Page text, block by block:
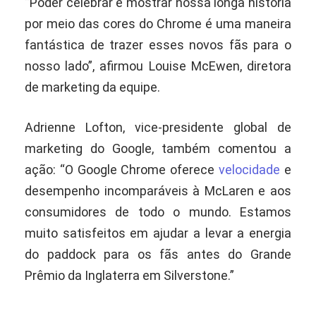
por meio das cores do Chrome é uma maneira
fantástica de trazer esses novos fãs para o
nosso lado”, afirmou Louise McEwen, diretora
de marketing da equipe.
Adrienne Lofton, vice-presidente global de
marketing do Google, também comentou a
ação: “O Google Chrome oferecevelocidade e
desempenho incomparáveis à McLaren e aos
consumidores de todo o mundo. Estamos
muito satisfeitos em ajudar a levar a energia
do paddock para os fãs antes do Grande
Prêmio da Inglaterra em Silverstone.”